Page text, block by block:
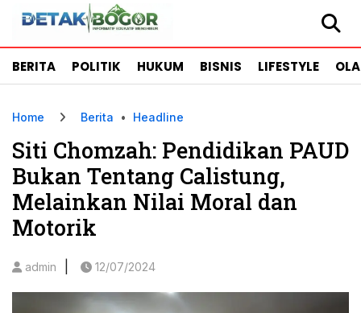
BERITA POLITIK HUKUM BISNIS LIFESTYLE
Home Berita • Headline
Siti Chomzah: Pendidikan PAUD
Bukan Tentang Calistung,
Melainkan Nilai Moral dan
Motorik
admin 12/07/2024